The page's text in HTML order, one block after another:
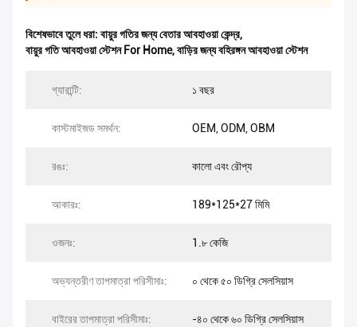
বিশেষভাবে তুলে ধরা: বায়ুর গতির জন্য বেতার আবহাওয়া কেন্দ্র,
বায়ুর গতি আবহাওয়া স্টেশন For Home,বাড়ির জন্য বহিরঙ্গন আবহাওয়া স্টেশন
গ্যারান্টি: ১ বছর
কাস্টমাইজড সমর্থন: OEM, ODM, OBM
রঙঃ: কালো এবং রৌপ্য
আকারঃ: 189*125*27 মিমি
ওজনঃ: 1.৮ কেজি
অভ্যন্তরীণ তাপমাত্রা পরিসীমাঃ: ০ থেকে ৫০ ডিগ্রি সেলসিয়াস
বাইরের তাপমাত্রা পরিসীমাঃ: -৪০ থেকে ৬০ ডিগ্রি সেলসিয়াস